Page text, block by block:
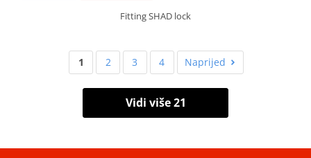
Fitting SHAD lock
1 2 3 4 Naprijed
Vidi više 21